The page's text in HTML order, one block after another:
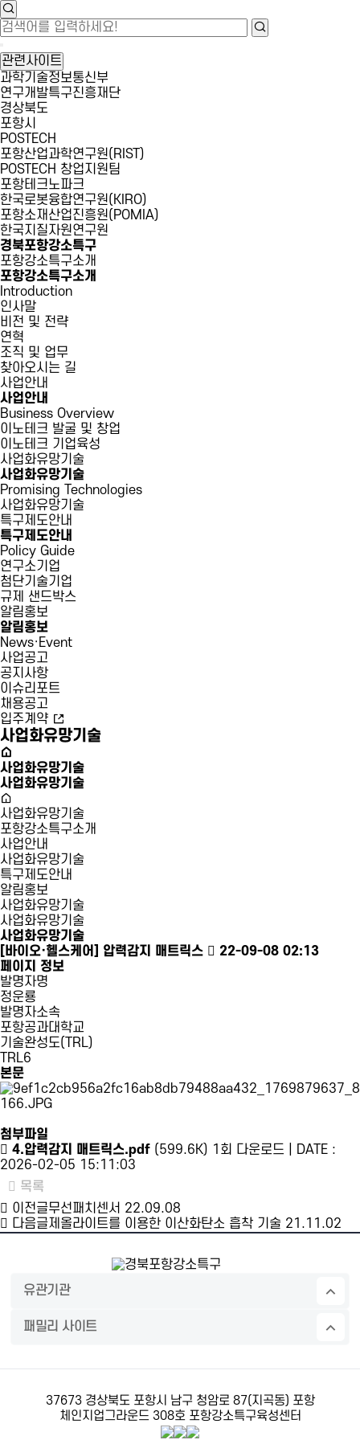
관련사이트
과학기술정보통신부
연구개발특구진흥재단
경상북도
포항시
POSTECH
포항산업과학연구원(RIST)
POSTECH 창업지원팀
포항테크노파크
한국로봇융합연구원(KIRO)
포항소재산업진흥원(POMIA)
한국지질자원연구원
경북포항강소특구
포항강소특구소개
포항강소특구소개
Introduction
인사말
비전 및 전략
연혁
조직 및 업무
찾아오시는 길
사업안내
사업안내
Business Overview
이노테크 발굴 및 창업
이노테크 기업육성
사업화유망기술
사업화유망기술
Promising Technologies
사업화유망기술
특구제도안내
특구제도안내
Policy Guide
연구소기업
첨단기술기업
규제 샌드박스
알림홍보
알림홍보
News·Event
사업공고
공지사항
이슈리포트
채용공고
입주계약
사업화유망기술
사업화유망기술
사업화유망기술
사업화유망기술
포항강소특구소개
사업안내
사업화유망기술
특구제도안내
알림홍보
사업화유망기술
사업화유망기술
사업화유망기술
[바이오·헬스케어]
압력감지 매트릭스
22-09-08 02:13
페이지 정보
발명자명
정운룡
발명자소속
포항공과대학교
기술완성도(TRL)
TRL6
본문
첨부파일
4.압력감지 매트릭스.pdf (599.6K) 1회 다운로드 | DATE :
2026-02-05 15:11:03
목록
이전글무선패치센서 22.09.08
다음글제올라이트를 이용한 이산화탄소 흡착 기술 21.11.02
유관기관
패밀리 사이트
37673 경상북도 포항시 남구 청암로 87(지곡동) 포항
체인지업그라운드 308호 포항강소특구육성센터